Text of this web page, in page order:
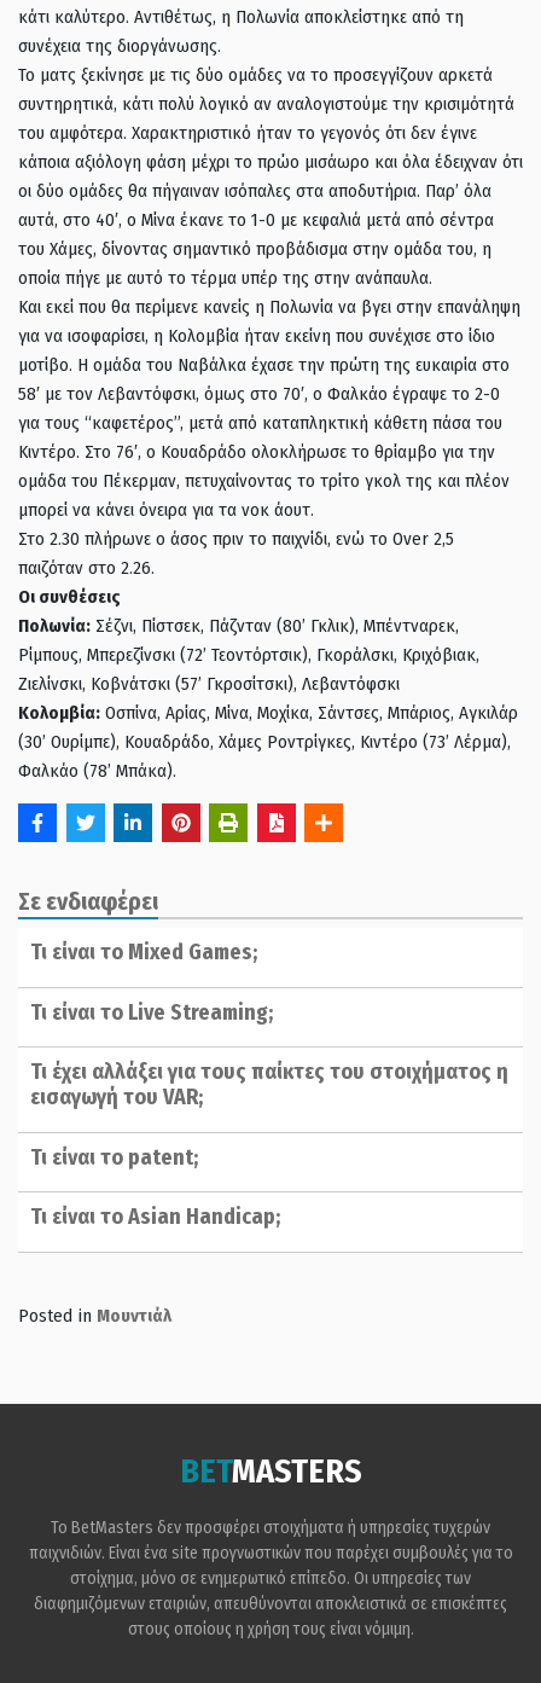
κάτι καλύτερο. Αντιθέτως, η Πολωνία αποκλείστηκε από τη
συνέχεια της διοργάνωσης.
Το ματς ξεκίνησε με τις δύο ομάδες να το προσεγγίζουν αρκετά
συντηρητικά, κάτι πολύ λογικό αν αναλογιστούμε την κρισιμότητά
του αμφότερα. Χαρακτηριστικό ήταν το γεγονός ότι δεν έγινε
κάποια αξιόλογη φάση μέχρι το πρώο μισάωρο και όλα έδειχναν ότι
οι δύο ομάδες θα πήγαιναν ισόπαλες στα αποδυτήρια. Παρ’ όλα
αυτά, στο 40′, ο Μίνα έκανε το 1-0 με κεφαλιά μετά από σέντρα
του Χάμες, δίνοντας σημαντικό προβάδισμα στην ομάδα του, η
οποία πήγε με αυτό το τέρμα υπέρ της στην ανάπαυλα.
Και εκεί που θα περίμενε κανείς η Πολωνία να βγει στην επανάληψη
για να ισοφαρίσει, η Κολομβία ήταν εκείνη που συνέχισε στο ίδιο
μοτίβο. Η ομάδα του Ναβάλκα έχασε την πρώτη της ευκαιρία στο
58′ με τον Λεβαντόφσκι, όμως στο 70′, ο Φαλκάο έγραψε το 2-0
για τους “καφετέρος”, μετά από καταπληκτική κάθετη πάσα του
Κιντέρο. Στο 76′, ο Κουαδράδο ολοκλήρωσε το θρίαμβο για την
ομάδα του Πέκερμαν, πετυχαίνοντας το τρίτο γκολ της και πλέον
μπορεί να κάνει όνειρα για τα νοκ άουτ.
Στο 2.30 πλήρωνε ο άσος πριν το παιχνίδι, ενώ το Over 2,5
παιζόταν στο 2.26.
Οι συνθέσεις
Πολωνία: Σέζνι, Πίστσεκ, Πάζνταν (80’ Γκλικ), Μπέντναρεκ,
Ρίμπους, Μπερεζίνσκι (72’ Τεοντόρτσικ), Γκοράλσκι, Κριχόβιακ,
Ζιελίνσκι, Κοβνάτσκι (57’ Γκροσίτσκι), Λεβαντόφσκι
Κολομβία: Οσπίνα, Αρίας, Μίνα, Μοχίκα, Σάντσες, Μπάριος, Αγκιλάρ
(30’ Ουρίμπε), Κουαδράδο, Χάμες Ροντρίγκες, Κιντέρο (73’ Λέρμα),
Φαλκάο (78’ Μπάκα).
Σε ενδιαφέρει
Τι είναι το Mixed Games;
Τι είναι το Live Streaming;
Τι έχει αλλάξει για τους παίκτες του στοιχήματος η
εισαγωγή του VAR;
Τι είναι το patent;
Τι είναι το Asian Handicap;
Posted in Μουντιάλ
BETMASTERS
Το BetMasters δεν προσφέρει στοιχήματα ή υπηρεσίες τυχερών
παιχνιδιών. Είναι ένα site προγνωστικών που παρέχει συμβουλές για το
στοίχημα, μόνο σε ενημερωτικό επίπεδο. Οι υπηρεσίες των
διαφημιζόμενων εταιριών, απευθύνονται αποκλειστικά σε επισκέπτες
στους οποίους η χρήση τους είναι νόμιμη.